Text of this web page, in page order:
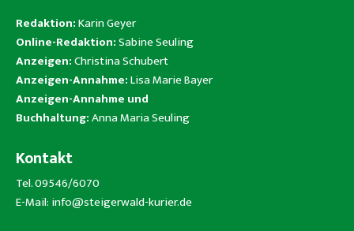
Redaktion:Karin Geyer
Online-Redaktion:Sabine Seuling
Anzeigen:Christina Schubert
Anzeigen-Annahme:Lisa Marie Bayer
Anzeigen-Annahme und
Buchhaltung:Anna Maria Seuling
Kontakt
Tel. 09546/6070
E-Mail: info@steigerwald-kurier.de